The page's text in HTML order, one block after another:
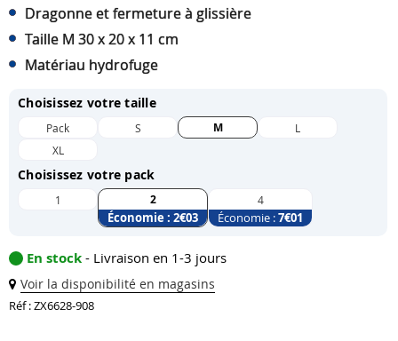
Dragonne et fermeture à glissière
Taille M 30 x 20 x 11 cm
Matériau hydrofuge
Choisissez votre taille
Pack S M
L
XL
Choisissez votre pack
1 2
Économie : 2€03
4
Économie :7€01
En stock - Livraison en 1-3 jours
Voir la disponibilité en magasins
Réf : ZX6628-908